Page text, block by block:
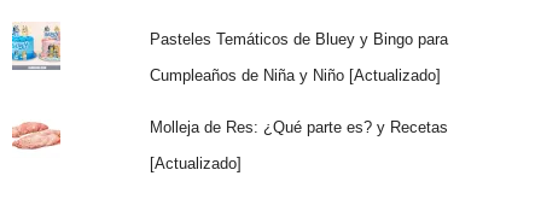
Pasteles Temáticos de Bluey y Bingo para
Cumpleaños de Niña y Niño [Actualizado]
Molleja de Res: ¿Qué parte es? y Recetas
[Actualizado]